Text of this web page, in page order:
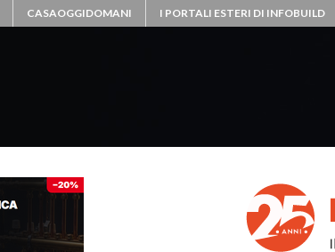
CASAOGGIDOMANI I PORTALI ESTERI DI INFOBUILD